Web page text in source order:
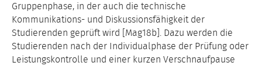
Gruppenphase, in der auch die technische
Kommunikations- und Diskussionsfähigkeit der
Studierenden geprüft wird [Mag18b]. Dazu werden die
Studierenden nach der Individualphase der Prüfung oder
Leistungskontrolle und einer kurzen Verschnaufpause